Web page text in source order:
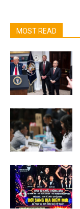
MOST READ